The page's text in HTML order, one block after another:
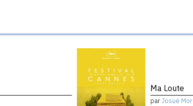
Ma Loute
parJosué